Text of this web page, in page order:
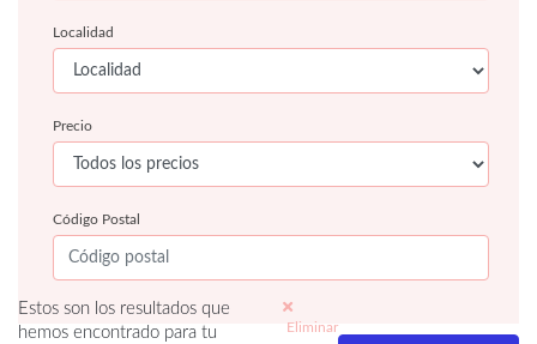
Localidad
Precio
Código Postal
Estos son los resultados que
hemos encontrado para tu
Eliminar